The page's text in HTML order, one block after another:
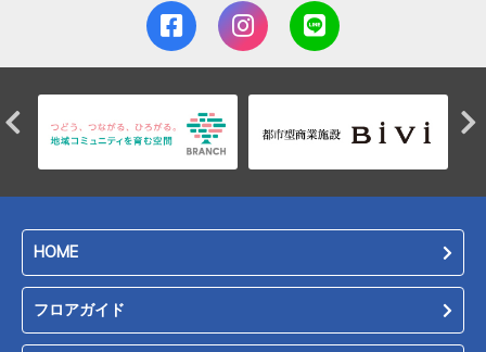
HOME
フロアガイド